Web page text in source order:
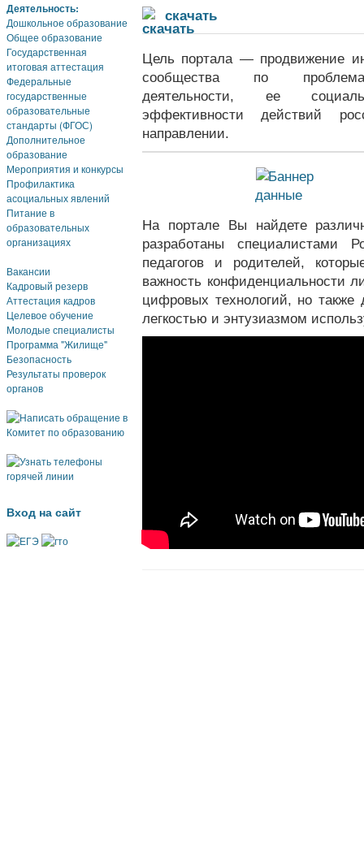
Деятельность:
Дошкольное образование
Общее образование
Государственная
итоговая аттестация
Федеральные
государственные
образовательные
стандарты (ФГОС)
Дополнительное
образование
Мероприятия и конкурсы
Профилактика
асоциальных явлений
Питание в
образовательных
организациях
Вакансии
Кадровый резерв
Аттестация кадров
Целевое обучение
Молодые специалисты
Программа "Жилище"
Безопасность
Результаты проверок
органов
Вход на сайт
скачать
Цель портала — продвижение
сообщества по
деятельности, ее
эффективности действий
направлении.
На портале Вы найдете
разработаны специалистами
педагогов и родителей,
важность конфиденциальности
цифровых технологий, но
легкостью и энтузиазмом